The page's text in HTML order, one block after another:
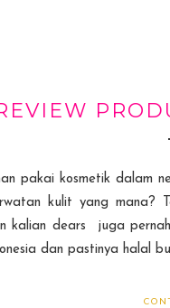
pakai kosmetik
kulit yang
kalian dears juga
dan pastinya halal